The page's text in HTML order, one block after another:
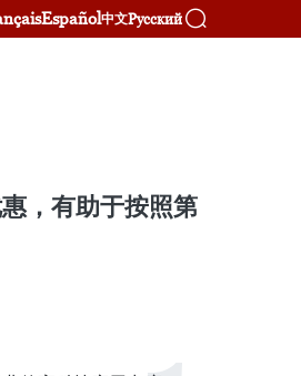
Español中文Русский
，有助于按照第